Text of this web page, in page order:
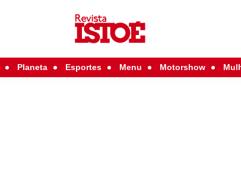
Planeta Esportes Menu Motorshow